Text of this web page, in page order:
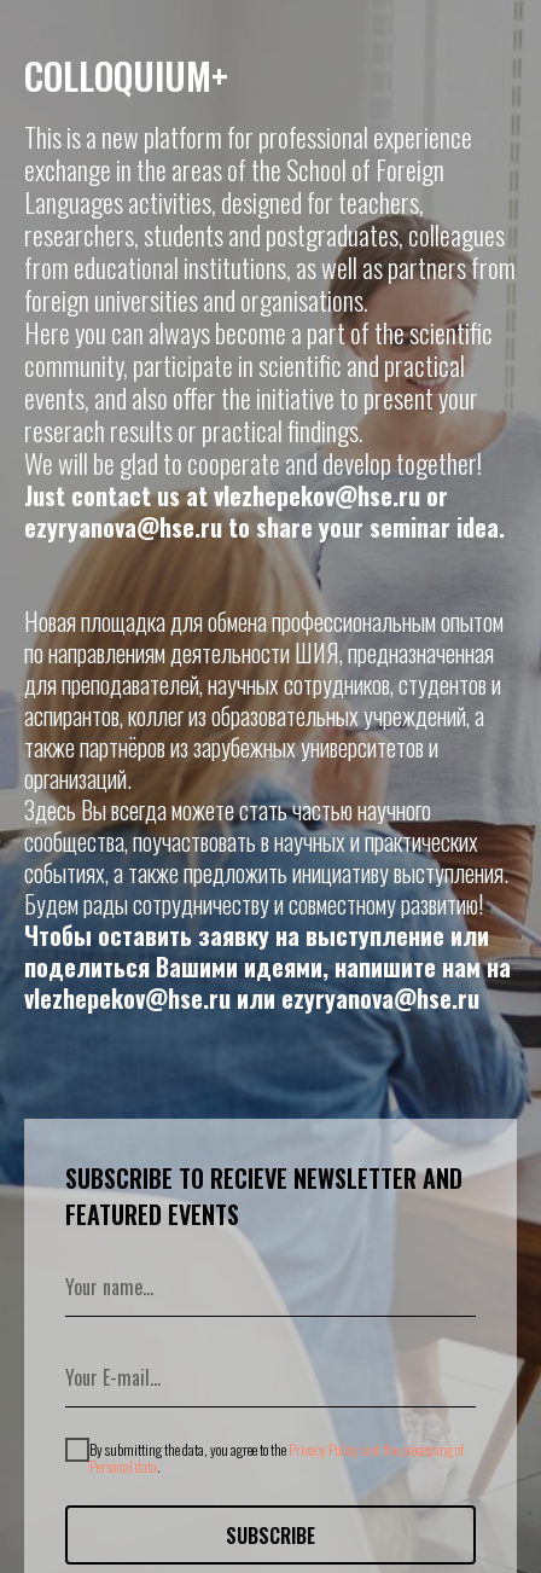
COLLOQUIUM+
This is a new platform for professional experience
exchange in the areas of the School of Foreign
Languages activities, designed for teachers,
researchers, students and postgraduates, colleagues
from educational institutions, as well as partners from
foreign universities and organisations.
Here you can always become a part of the scientific
community, participate in scientific and practical
events, and also offer the initiative to present your
reserach results or practical findings.
We will be glad to cooperate and develop together!
Just contact us at vlezhepekov@hse.ru or
ezyryanova@hse.ru to share your seminar idea.
Новая площадка для обмена профессиональным опытом
по направлениям деятельности ШИЯ, предназначенная
для преподавателей, научных сотрудников, студентов и
аспирантов, коллег из образовательных учреждений, а
также партнёров из зарубежных университетов и
организаций.
Здесь Вы всегда можете стать частью научного
сообщества, поучаствовать в научных и практических
событиях, а также предложить инициативу выступления.
Будем рады сотрудничеству и совместному развитию!
Чтобы оставить заявку на выступление или
поделиться Вашими идеями, напишите нам на
vlezhepekov@hse.ru или ezyryanova@hse.ru
SUBSCRIBE TO RECIEVE NEWSLETTER AND
FEATURED EVENTS
By submitting the data, you agree to thePrivacy Policy and the processing of
Personal data.
SUBSCRIBE